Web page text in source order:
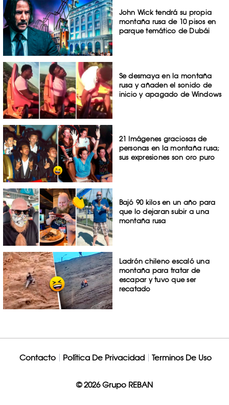
John Wick tendrá su propia
montaña rusa de 10 pisos en
parque temático de Dubái
Se desmaya en la montaña
rusa y añaden el sonido de
inicio y apagado de Windows
21 Imágenes graciosas de
personas en la montaña rusa;
sus expresiones son oro puro
Bajó 90 kilos en un año para
que lo dejaran subir a una
montaña rusa
Ladrón chileno escaló una
montaña para tratar de
escapar y tuvo que ser
recatado
Contacto Política De Privacidad Terminos De Uso
© 2026 Grupo REBAN